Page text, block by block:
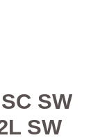
SW
SW